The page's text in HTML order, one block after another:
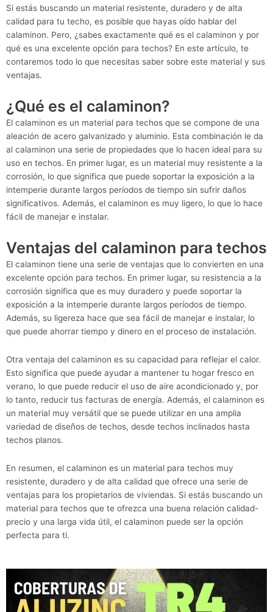
Si estás buscando un material resistente, duradero y de alta
calidad para tu techo, es posible que hayas oído hablar del
calaminon. Pero, ¿sabes exactamente qué es el calaminon y por
qué es una excelente opción para techos? En este artículo, te
contaremos todo lo que necesitas saber sobre este material y sus
ventajas.
¿Qué es el calaminon?
El calaminon es un material para techos que se compone de una
aleación de acero galvanizado y aluminio. Esta combinación le da
al calaminon una serie de propiedades que lo hacen ideal para su
uso en techos. En primer lugar, es un material muy resistente a la
corrosión, lo que significa que puede soportar la exposición a la
intemperie durante largos períodos de tiempo sin sufrir daños
significativos. Además, el calaminon es muy ligero, lo que lo hace
fácil de manejar e instalar.
Ventajas del calaminon para techos
El calaminon tiene una serie de ventajas que lo convierten en una
excelente opción para techos. En primer lugar, su resistencia a la
corrosión significa que es muy duradero y puede soportar la
exposición a la intemperie durante largos períodos de tiempo.
Además, su ligereza hace que sea fácil de manejar e instalar, lo
que puede ahorrar tiempo y dinero en el proceso de instalación.
Otra ventaja del calaminon es su capacidad para reflejar el calor.
Esto significa que puede ayudar a mantener tu hogar fresco en
verano, lo que puede reducir el uso de aire acondicionado y, por
lo tanto, reducir tus facturas de energía. Además, el calaminon es
un material muy versátil que se puede utilizar en una amplia
variedad de diseños de techos, desde techos inclinados hasta
techos planos.
En resumen, el calaminon es un material para techos muy
resistente, duradero y de alta calidad que ofrece una serie de
ventajas para los propietarios de viviendas. Si estás buscando un
material para techos que te ofrezca una buena relación calidad-
precio y una larga vida útil, el calaminon puede ser la opción
perfecta para ti.